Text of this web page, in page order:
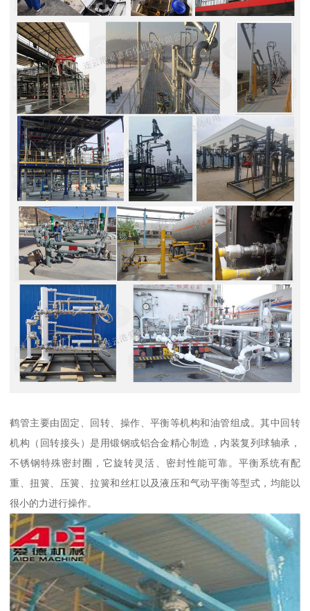
鹤管主要由固定、回转、操作、平衡等机构和油管组成。其中回转
机构（回转接头）是用锻钢或铝合金精心制造，内装复列球轴承，
不锈钢特殊密封圈，它旋转灵活、密封性能可靠。平衡系统有配
重、扭簧、压簧、拉簧和丝杠以及液压和气动平衡等型式，均能以
很小的力进行操作。